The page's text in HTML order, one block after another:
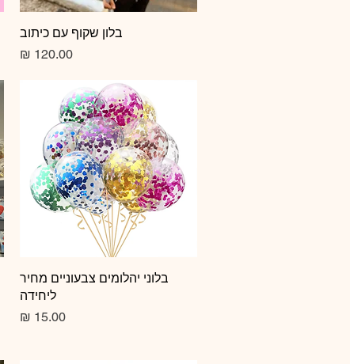
תצוגה מהירה
בלון שקוף עם כיתוב
מחיר‏120.00 ‏₪
תצוגה מהירה
בלוני יהלומים צבעוניים מחיר
ליחידה
מחיר‏15.00 ‏₪